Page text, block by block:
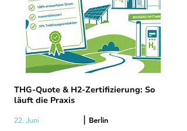
THG-Quote & H2-Zertifizierung: So
läuft die Praxis
22. Juni | Berlin